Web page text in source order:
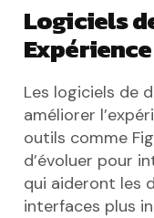
Logiciels
Les logiciels de
améliorer
outils comme
d’évoluer pour
qui aideront les
interfaces plus